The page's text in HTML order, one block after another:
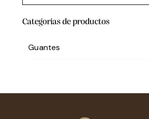
Categorias de productos
Guantes